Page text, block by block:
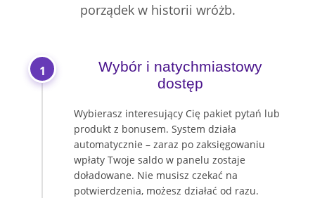
porządek w historii wróżb.
1
Wybór i natychmiastowy
dostęp
Wybierasz interesujący Cię pakiet pytań lub
produkt z bonusem. System działa
automatycznie – zaraz po zaksięgowaniu
wpłaty Twoje saldo w panelu zostaje
doładowane. Nie musisz czekać na
potwierdzenia, możesz działać od razu.